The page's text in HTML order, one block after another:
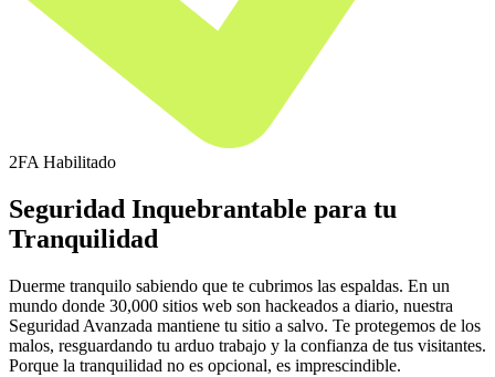
2FA Habilitado
Seguridad Inquebrantable para tu
Tranquilidad
Duerme tranquilo sabiendo que te cubrimos las espaldas. En un
mundo donde 30,000 sitios web son hackeados a diario, nuestra
Seguridad Avanzada mantiene tu sitio a salvo. Te protegemos de los
malos, resguardando tu arduo trabajo y la confianza de tus visitantes.
Porque la tranquilidad no es opcional, es imprescindible.